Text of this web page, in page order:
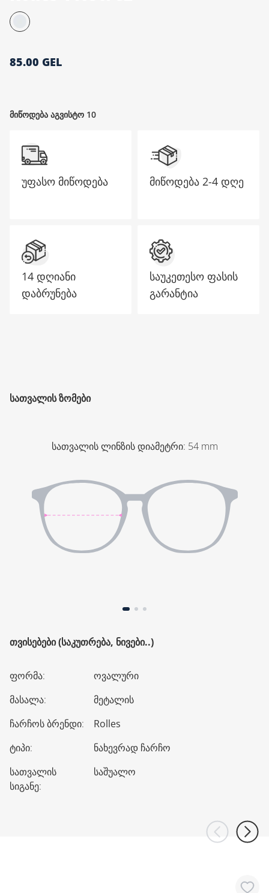
85.00 GEL
მიწოდება აგვისტო 10
უფასო მიწოდება
14 დღიანი
დაბრუნება
მიწოდება 2-4 დღე
საუკეთესო ფასის
გარანტია
ᲡᲐᲗᲕᲐᲚᲘᲡ ᲖᲝᲛᲔᲑᲘ
სათვალის ლინზის დიამეტრი: 54 mm
ᲗᲕᲘᲡᲔᲑᲔᲑᲘ (ᲡᲐᲙᲣᲗᲠᲔᲑᲐ, ᲜᲘᲕᲔᲑᲘ..)
ფორმა:
ოვალური
მასალა:
მეტალის
ჩარჩოს ბრენდი:
Rolles
ტიპი:
ნახევრად ჩარჩო
სათვალის
სიგანე:
საშუალო